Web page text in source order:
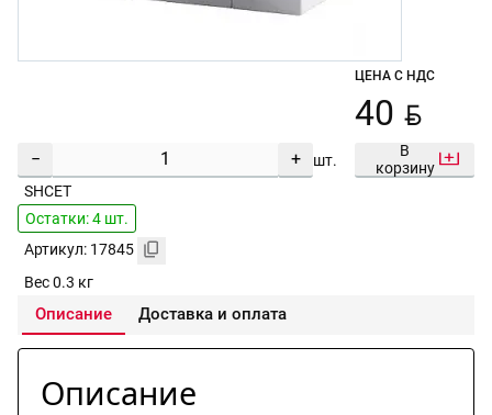
− + шт.
ЦЕНА С НДС
40 BYN
В
корзину
SHCET
Остатки: 4 шт.
Артикул: 17845
Вес 0.3 кг
Описание Доставка и оплата
Описание